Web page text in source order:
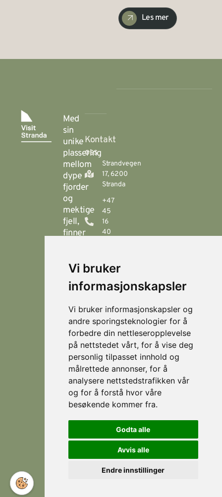
Vi bruker
informasjonskapsler
Vi bruker informasjonskapsler og
andre sporingsteknologier for å
forbedre din nettleseropplevelse
på nettstedet vårt, for å vise deg
personlig tilpasset innhold og
målrettede annonser, for å
analysere nettstedstrafikken vår
og for å forstå hvor våre
besøkende kommer fra.
Godta alle
Avvis alle
Endre innstillinger
Les mer
Med
sin
unike
plassering
mellom
dype
fjorder
og
mektige
fjell,
finner
- en
helårsdestinasjon
som
på
flotte
fjellturer
om
sommeren,
og
som
er et
eldorado
om
Kontakt
oss
Strandvegen
17, 6200
Stranda
+47
45
16
40
Fjellsætra
Hornindal
Koie
Stranda
Strandafjellet
oss
Instagram
© 2026
Visit
Personvern
Levert av
Horn Media